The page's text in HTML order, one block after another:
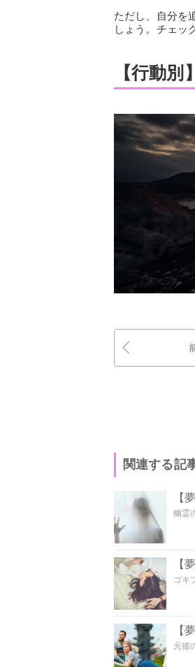
ただし、自分を
しょう。チェッ
【行動
関連する記
【
幽霊
【
ゴキ
【
元彼